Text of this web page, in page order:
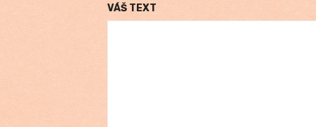
VÁŠ TEXT